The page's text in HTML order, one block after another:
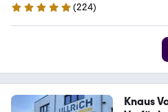
4.9 Sterne
(224)
Knaus